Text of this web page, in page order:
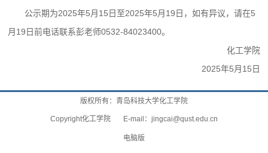
公示期为2025年5月15日至2025年5月19日，如有异议，请在5
月19日前电话联系彭老师0532-84023400。
化工学院
2025年5月15日
版权所有：青岛科技大学化工学院
Copyright化工学院 E-mail： jingcai@qust.edu.cn
电脑版